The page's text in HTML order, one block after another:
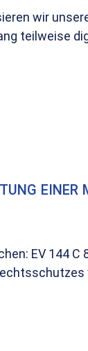
wir
teilweise
EV 144